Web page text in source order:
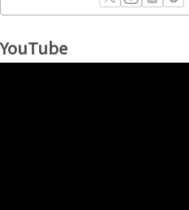
YouTube